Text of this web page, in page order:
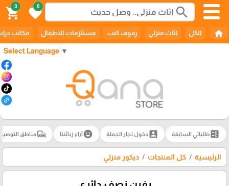
Select Language ▼
search
0
favorite
0
shopping_cart
home الكل اثاث منزلي رفوف كتب مستلزمات للاطفال مكاتب
ballotطلباتي السابقة account_box دخول تجار الجملة emoji_emotionsآراء زبائننا commuteمناطق
الرئيسية كل المنتجات ديكور منزلي